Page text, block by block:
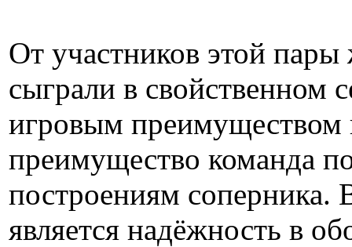
От участников этой
сыграли в свойственном
игровым преимуществом
преимущество команда
построениям соперника.
является надёжность в